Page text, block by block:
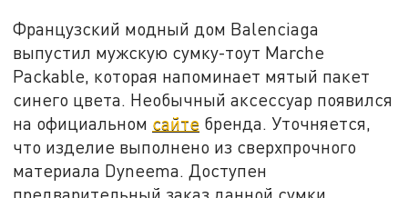
Французский модный дом Balenciaga
выпустил мужскую сумку-тоут Marche
Packable, которая напоминает мятый пакет
синего цвета. Необычный аксессуар появился
на официальном сайте бренда. Уточняется,
что изделие выполнено из сверхпрочного
материала Dyneema. Доступен
предварительный заказ данной сумки.